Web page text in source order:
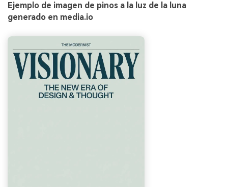
Ejemplo de imagen de pinos a la luz de la luna
generado en media.io